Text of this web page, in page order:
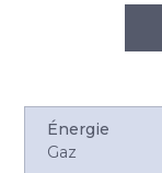
Énergie
Gaz